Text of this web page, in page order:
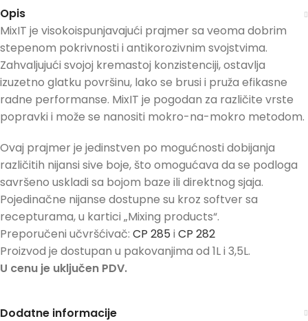
Opis
MixIT je visokoispunjavajući prajmer sa veoma dobrim
stepenom pokrivnosti i antikorozivnim svojstvima.
Zahvaljujući svojoj kremastoj konzistenciji, ostavlja
izuzetno glatku površinu, lako se brusi i pruža efikasne
radne performanse. MixIT je pogodan za različite vrste
popravki i može se nanositi mokro-na-mokro metodom.
Ovaj prajmer je jedinstven po mogućnosti dobijanja
različitih nijansi sive boje, što omogućava da se podloga
savršeno uskladi sa bojom baze ili direktnog sjaja.
Pojedinačne nijanse dostupne su kroz softver sa
recepturama, u kartici „Mixing products“.
Preporučeni učvršćivač: CP 285 i CP 282
Proizvod je dostupan u pakovanjima od 1L i 3,5L.
U cenu je uključen PDV.
Dodatne informacije